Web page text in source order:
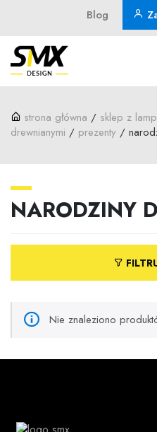
Blog
strona główna / sklep z
drewnianymi / prezenty /
NARODZINY
Nie znaleziono